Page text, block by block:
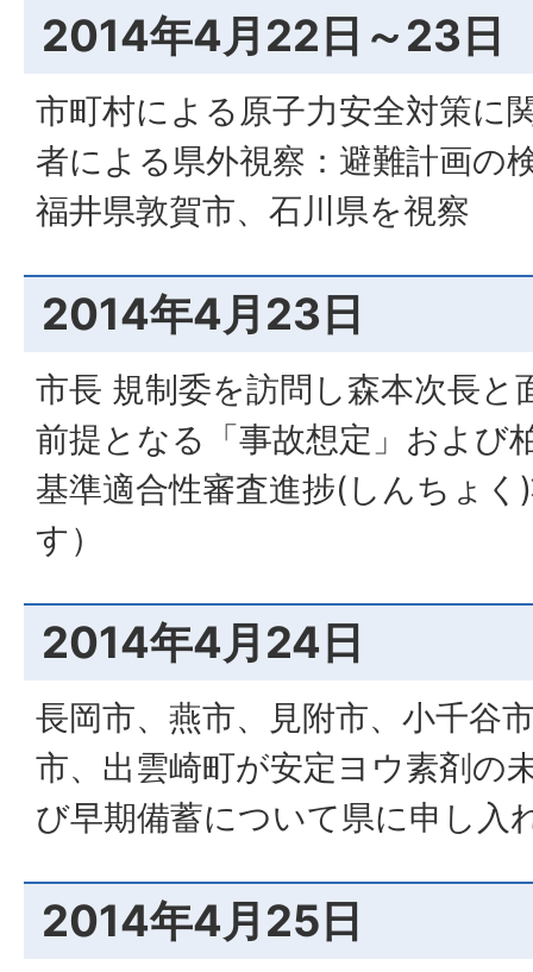
2014年4月22日～23日
市町村による原子力安全対策に
者による県外視察：避難計画の
福井県敦賀市、石川県を視察
2014年4月23日
市長 規制委を訪問し森本次長と
前提となる「事故想定」および
基準適合性審査進捗(しんちょ
す）
2014年4月24日
長岡市、燕市、見附市、小千谷
市、出雲崎町が安定ヨウ素剤の
び早期備蓄について県に申し入
2014年4月25日